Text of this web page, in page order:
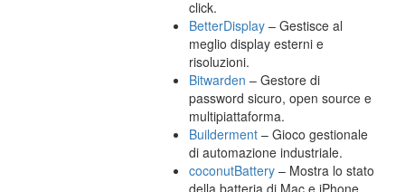
click.
BetterDisplay – Gestisce al
meglio display esterni e
risoluzioni.
Bitwarden – Gestore di
password sicuro, open source e
multipiattaforma.
Builderment – Gioco gestionale
di automazione industriale.
coconutBattery – Mostra lo stato
della batteria di Mac e iPhone.